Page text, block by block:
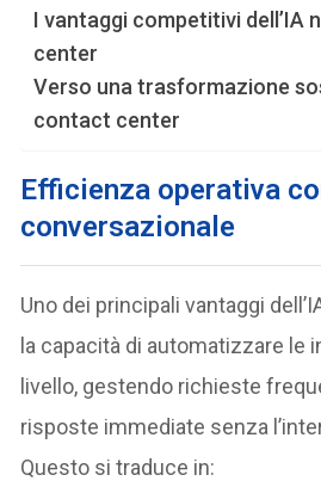
I vantaggi competitivi dell’IA
center
Verso una trasformazione
contact center
Efficienza operativa
conversazionale
Uno dei principali vantaggi
la capacità di automatizzare le
livello, gestendo richieste
risposte immediate senza
Questo si traduce in: